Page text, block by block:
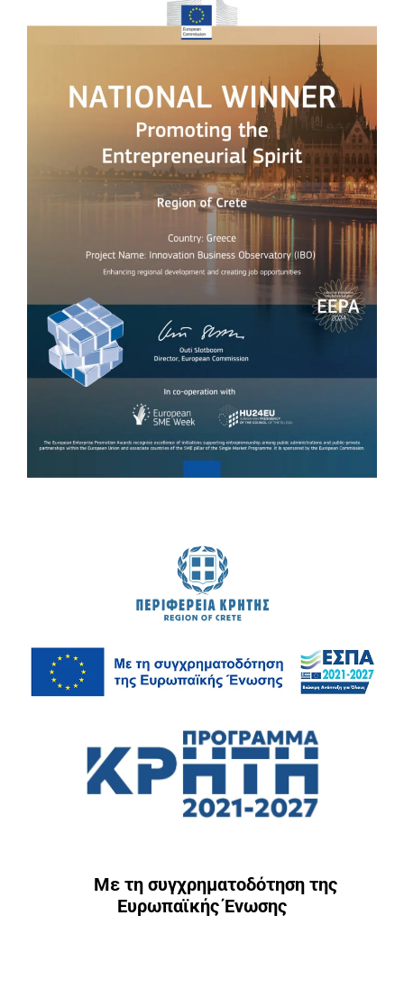
Με τη συγχρηματοδότηση της
Ευρωπαϊκής Ένωσης